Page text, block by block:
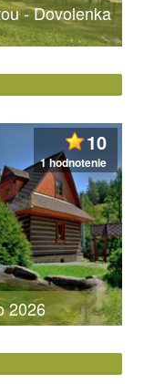
- Dovolenka
10
1 hodnotenie
2026